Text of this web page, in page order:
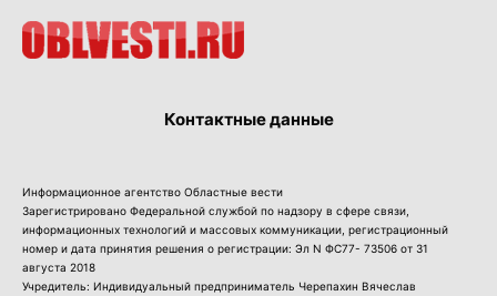
Контактные данные
Информационное агентство Областные вести
Зарегистрировано Федеральной службой по надзору в сфере связи,
информационных технологий и массовых коммуникации, регистрационный
номер и дата принятия решения о регистрации: Эл N ФС77- 73506 от 31
августа 2018
Учредитель: Индивидуальный предприниматель Черепахин Вячеслав